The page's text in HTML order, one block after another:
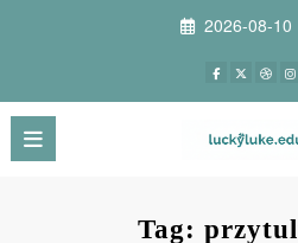
2026-08-10
Tag: